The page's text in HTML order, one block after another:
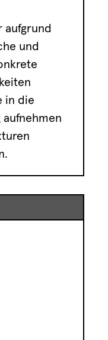
aufgrund
und
in die